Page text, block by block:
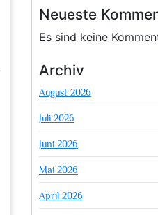
Neueste
Es sind keine
Archiv
August 2026
Juli 2026
Juni 2026
Mai 2026
April 2026